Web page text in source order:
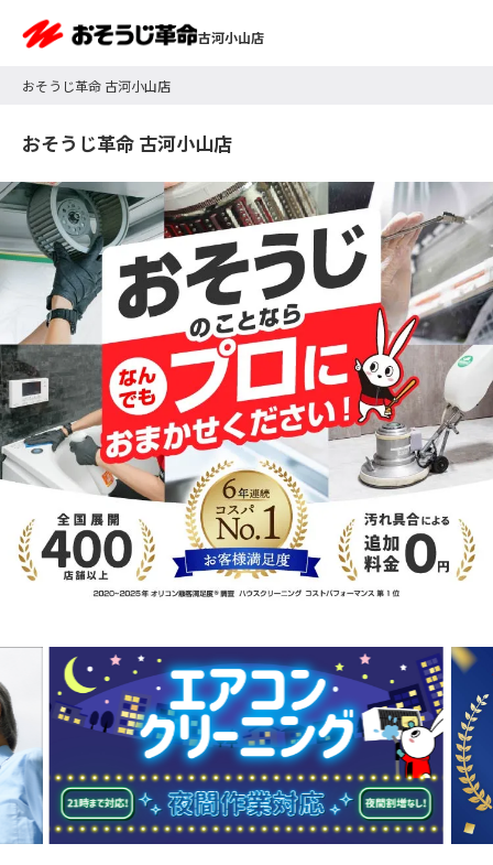
古河小山店
おそうじ革命 古河小山店
おそうじ革命 古河小山店